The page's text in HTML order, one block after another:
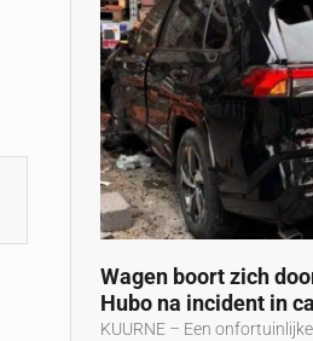
Wagen boort zich
Hubo na incident in
KUURNE – Een